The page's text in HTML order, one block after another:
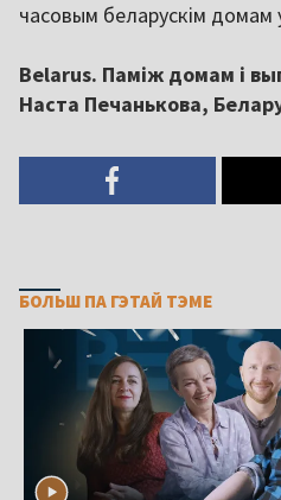
часовым беларускім домам
Belarus. Паміж домам і
Наста Печанькова,
БОЛЬШ ПА ГЭТАЙ ТЭМЕ